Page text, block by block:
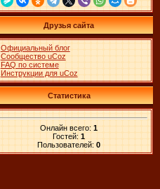
Друзья сайта
Официальный блог
Сообщество uCoz
FAQ по системе
Инструкции для uCoz
Статистика
Онлайн всего: 1
Гостей: 1
Пользователей: 0